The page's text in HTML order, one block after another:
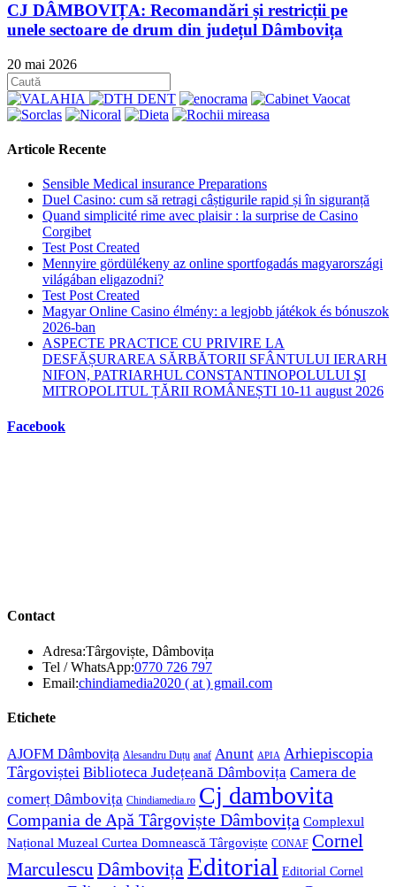
CJ DÂMBOVIȚA: Recomandări și restricții pe
unele sectoare de drum din județul Dâmbovița
20 mai 2026
Articole Recente
Sensible Medical insurance Preparations
Duel Casino: cum să retragi câștigurile rapid și în siguranță
Quand simplicité rime avec plaisir : la surprise de Casino
Corgibet
Test Post Created
Mennyire gördülékeny az online sportfogadás magyarországi
világában eligazodni?
Test Post Created
Magyar Online Casino élmény: a legjobb játékok és bónuszok
2026-ban
ASPECTE PRACTICE CU PRIVIRE LA
DESFĂȘURAREA SĂRBĂTORII SFÂNTULUI IERARH
NIFON, PATRIARHUL CONSTANTINOPOLULUI ŞI
MITROPOLITUL ȚĂRII ROMÂNEȘTI 10-11 august 2026
Facebook
Contact
Adresa:Târgoviște, Dâmbovița
Tel / WhatsApp:0770 726 797Opens
in
Email:chindiamedia2020 ( at ) gmail.comOpens
Etichete
AJOFM Dâmbovița Alesandru Duțu anaf Anunt APIA Arhiepiscopia
Târgoviștei Biblioteca Județeană Dâmbovița Camera de
comerț Dâmbovița Chindiamedia.ro Cj dambovita
Compania de Apă Târgoviște Dâmbovița Complexul
Național Muzeal Curtea Domnească Târgoviște CONAF Cornel
Marculescu DâmbovițaEditorial Editorial Cornel